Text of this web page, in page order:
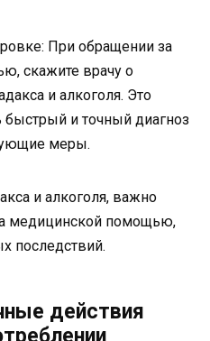
При обращении за
скажите врачу о
и алкоголя. Это
и точный диагноз
меры.
и алкоголя, важно
медицинской помощью,
последствий.
действия